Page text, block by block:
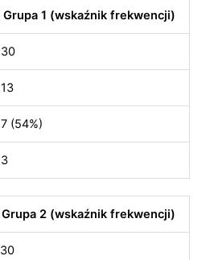
Grupa 1 (wskaźnik frekwencji)
30
13
7 (54%)
3
Grupa 2 (wskaźnik frekwencji)
30